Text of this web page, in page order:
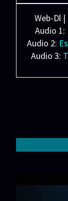
Web-Dl
Audio 1:
Audio 2:
Audio 3: